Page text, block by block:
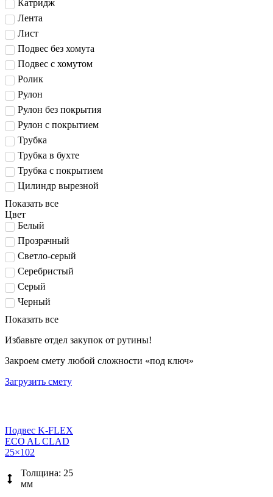
Катридж
Лента
Лист
Подвес без хомута
Подвес с хомутом
Ролик
Рулон
Рулон без покрытия
Рулон с покрытием
Трубка
Трубка в бухте
Трубка с покрытием
Цилиндр вырезной
Показать все
Цвет
Белый
Прозрачный
Светло-серый
Серебристый
Серый
Черный
Показать все
Избавьте отдел закупок от рутины!
Закроем смету любой сложности «под ключ»
Загрузить смету
Подвес K-FLEX
ECO AL CLAD
25×102
Толщина: 25
мм